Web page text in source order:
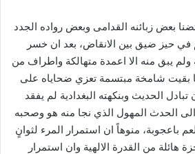
بعض زبائنه القدامى وبعض رواده الجدد
في حيز ضيق بين الانقاض، بعد ان خسر
ولم يبق منه الا اعمدة متهالكة واطراف من
بقيت شامخة مبتسمة تعزي ضحاياه على
الحديث وبنكهته البغدادية لم يفقد
الحدث المهول الذي نجا منه هو وصحبه
باعجوبة، منوهاً ان استمرار المرء لثوانٍ
هائلة من القدرة الالهية وان استمرار